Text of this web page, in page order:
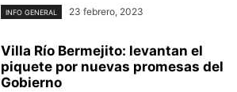
INFO GENERAL 23 febrero, 2023
Villa Río Bermejito: levantan el
piquete por nuevas promesas del
Gobierno